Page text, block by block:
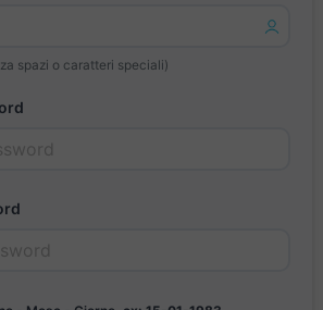
spazi o caratteri speciali)